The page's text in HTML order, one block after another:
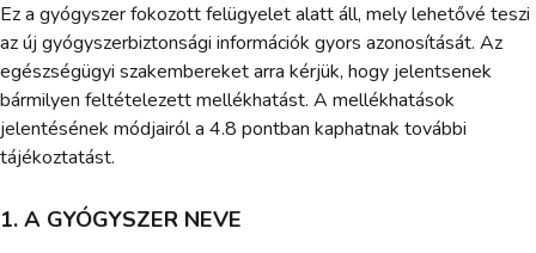
Ez a gyógyszer fokozott felügyelet alatt áll, mely lehetővé teszi
az új gyógyszerbiztonsági információk gyors azonosítását. Az
egészségügyi szakembereket arra kérjük, hogy jelentsenek
bármilyen feltételezett mellékhatást. A mellékhatások
jelentésének módjairól a 4.8 pontban kaphatnak további
tájékoztatást.
1. A GYÓGYSZER NEVE